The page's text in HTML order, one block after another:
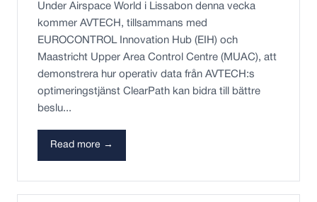
Under Airspace World i Lissabon denna vecka
kommer AVTECH, tillsammans med
EUROCONTROL Innovation Hub (EIH) och
Maastricht Upper Area Control Centre (MUAC), att
demonstrera hur operativ data från AVTECH:s
optimeringstjänst ClearPath kan bidra till bättre
beslu...
Read more →